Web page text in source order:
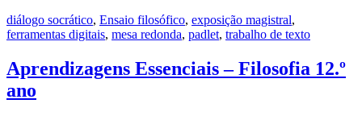
diálogo socrático, Ensaio filosófico, exposição magistral,
ferramentas digitais, mesa redonda, padlet, trabalho de texto
Aprendizagens Essenciais – Filosofia 12.º
ano